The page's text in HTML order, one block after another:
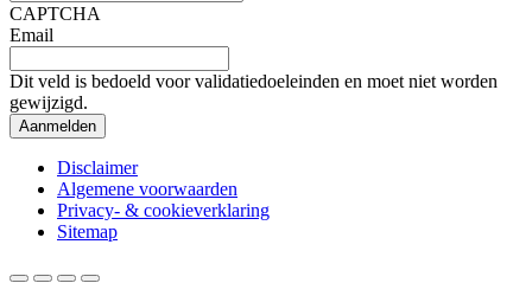
CAPTCHA
Email
Dit veld is bedoeld voor validatiedoeleinden en moet niet worden
gewijzigd.
Disclaimer
Algemene voorwaarden
Privacy- & cookieverklaring
Sitemap